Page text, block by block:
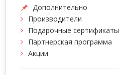
Дополнительно
Производители
Подарочные сертификаты
Партнерская программа
Акции